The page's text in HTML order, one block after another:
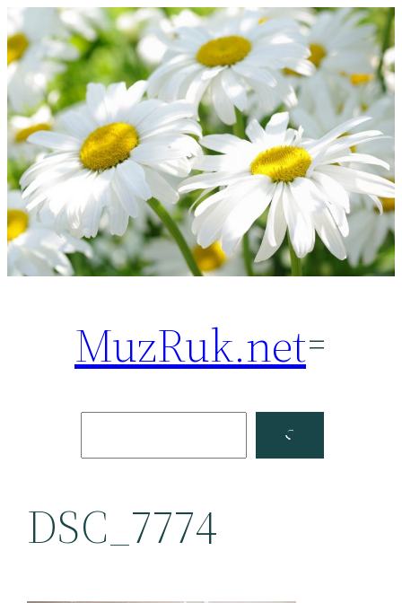
Перейти
к
содержимому
MuzRuk.net
Facebook
DSC_7774